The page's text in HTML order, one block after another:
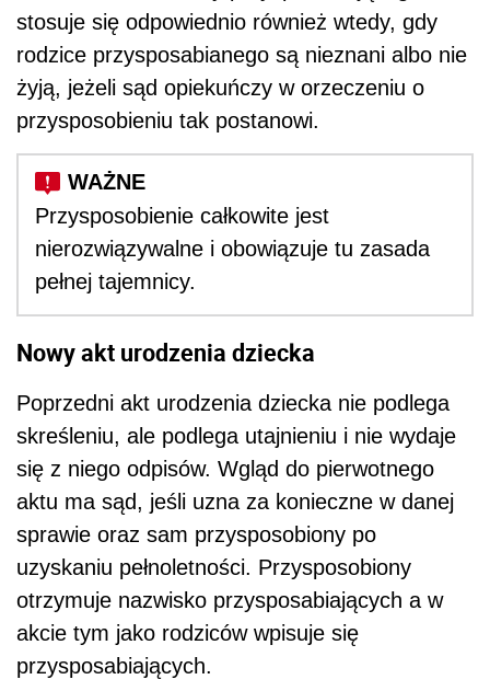
stosuje się odpowiednio również wtedy, gdy
rodzice przysposabianego są nieznani albo nie
żyją, jeżeli sąd opiekuńczy w orzeczeniu o
przysposobieniu tak postanowi.
Przysposobienie całkowite jest
nierozwiązywalne i obowiązuje tu zasada
pełnej tajemnicy.
Nowy akt urodzenia dziecka
Poprzedni akt urodzenia dziecka nie podlega
skreśleniu, ale podlega utajnieniu i nie wydaje
się z niego odpisów. Wgląd do pierwotnego
aktu ma sąd, jeśli uzna za konieczne w danej
sprawie oraz sam przysposobiony po
uzyskaniu pełnoletności. Przysposobiony
otrzymuje nazwisko przysposabiających a w
akcie tym jako rodziców wpisuje się
przysposabiających.